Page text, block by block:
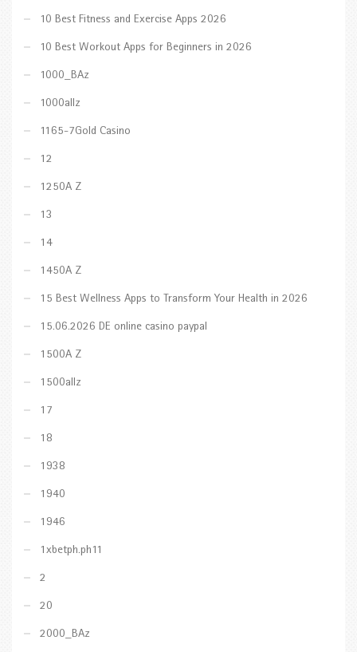
10 Best Fitness and Exercise Apps 2026
10 Best Workout Apps for Beginners in 2026
1000_BAz
1000allz
1165-7Gold Casino
12
1250A Z
13
14
1450A Z
15 Best Wellness Apps to Transform Your Health in 2026
15.06.2026 DE online casino paypal
1500A Z
1500allz
17
18
1938
1940
1946
1xbetph.ph11
2
20
2000_BAz